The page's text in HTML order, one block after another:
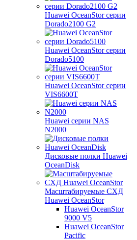
Huawei OceanStor серии
Dorado2100 G2
Huawei OceanStor серии
Dorado5100
Huawei OceanStor серии
VIS6600T
Huawei серии NAS
N2000
Дисковые полки Huawei
OceanDisk
Масштабируемые СХД
Huawei OceanStor
Huawei OceanStor
9000 V5
Huawei OceanStor
Pacific